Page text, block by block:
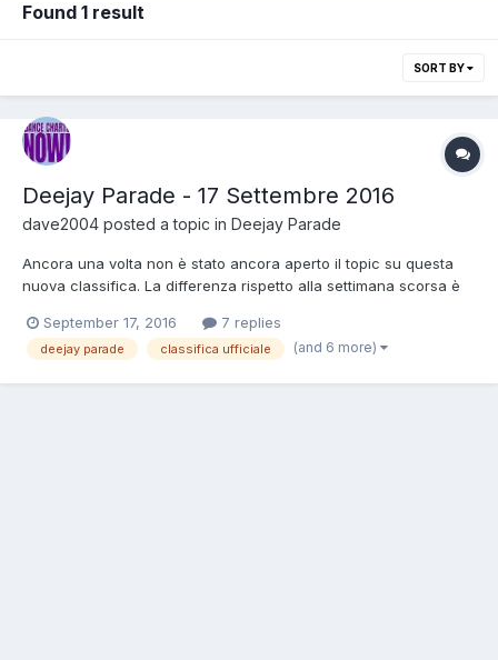
Found 1 result
SORT BY
Deejay Parade - 17 Settembre 2016
dave2004 posted a topic in Deejay Parade
Ancora una volta non è stato ancora aperto il topic su questa
nuova classifica. La differenza rispetto alla settimana scorsa è
ancora pubblicato. Da un commento spulciato su Facebook
sembra che Jude & Franks sono entrati in classifica no...
September 17, 2016 7 replies
deejay parade classifica ufficiale (and 6 more)